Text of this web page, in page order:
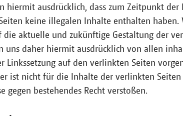
hiermit ausdrücklich, dass zum Zeitpunkt der
keine illegalen Inhalte enthalten haben.
die aktuelle und zukünftige Gestaltung der
uns daher hiermit ausdrücklich von allen
Linkssetzung auf den verlinkten Seiten
ist nicht für die Inhalte der verlinkten Seiten
gegen bestehendes Recht verstoßen.